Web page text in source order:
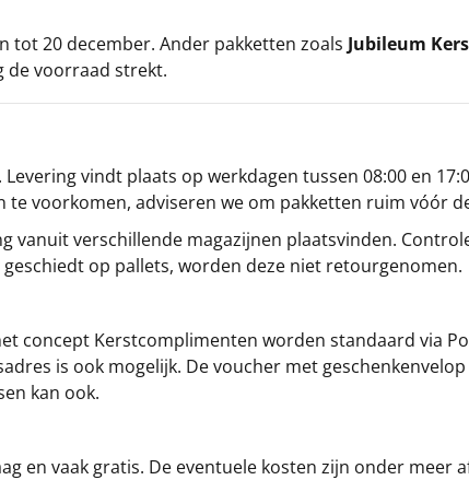
tot 20 december. Ander pakketten zoals Jubileum
de voorraad strekt.
vindt plaats op werkdagen tussen 08:00 en
te voorkomen, adviseren we om pakketten ruim vóór
vanuit verschillende magazijnen plaatsvinden.
op pallets, worden deze niet retourgenomen.
concept Kerstcomplimenten worden standaard via
is ook mogelijk. De voucher met
kan ook.
en vaak gratis. De eventuele kosten zijn onder